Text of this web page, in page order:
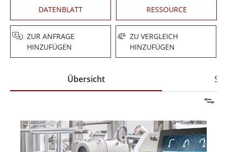
DATENBLATT RESSOURCE
ZUR ANFRAGE
HINZUFÜGEN
ZU VERGLEICH
HINZUFÜGEN
Übersicht